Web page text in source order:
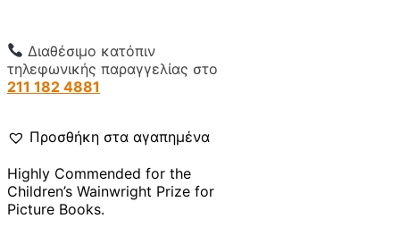
Διαθέσιμο κατόπιν
τηλεφωνικής παραγγελίας στο
211 182 4881
Προσθήκη στα αγαπημένα
Highly Commended for the
Children’s Wainwright Prize for
Picture Books.